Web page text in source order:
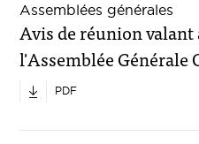
Assemblées générales
Avis de réunion valant
l'Assemblée Générale
PDF